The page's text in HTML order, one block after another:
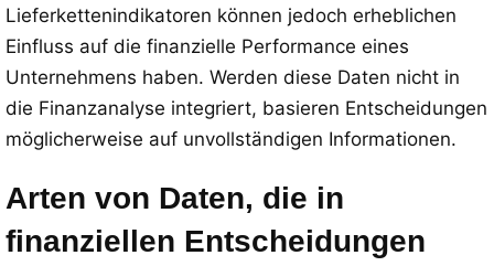
Lieferkettenindikatoren können jedoch erheblichen
Einfluss auf die finanzielle Performance eines
Unternehmens haben. Werden diese Daten nicht in
die Finanzanalyse integriert, basieren Entscheidungen
möglicherweise auf unvollständigen Informationen.
Arten von Daten, die in
finanziellen Entscheidungen